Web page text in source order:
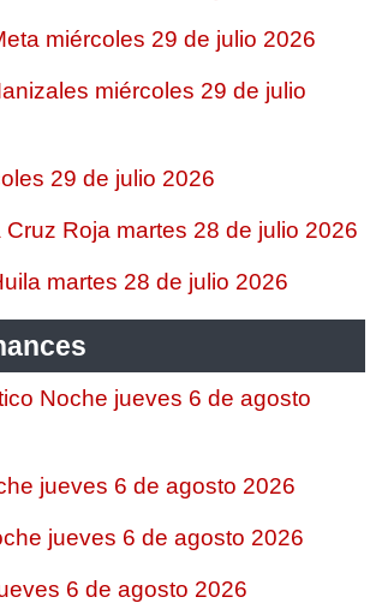
miércoles 29 de julio 2026
miércoles 29 de julio
29 de julio 2026
Cruz Roja martes 28 de julio 2026
martes 28 de julio 2026
Noche jueves 6 de agosto
jueves 6 de agosto 2026
jueves 6 de agosto 2026
6 de agosto 2026